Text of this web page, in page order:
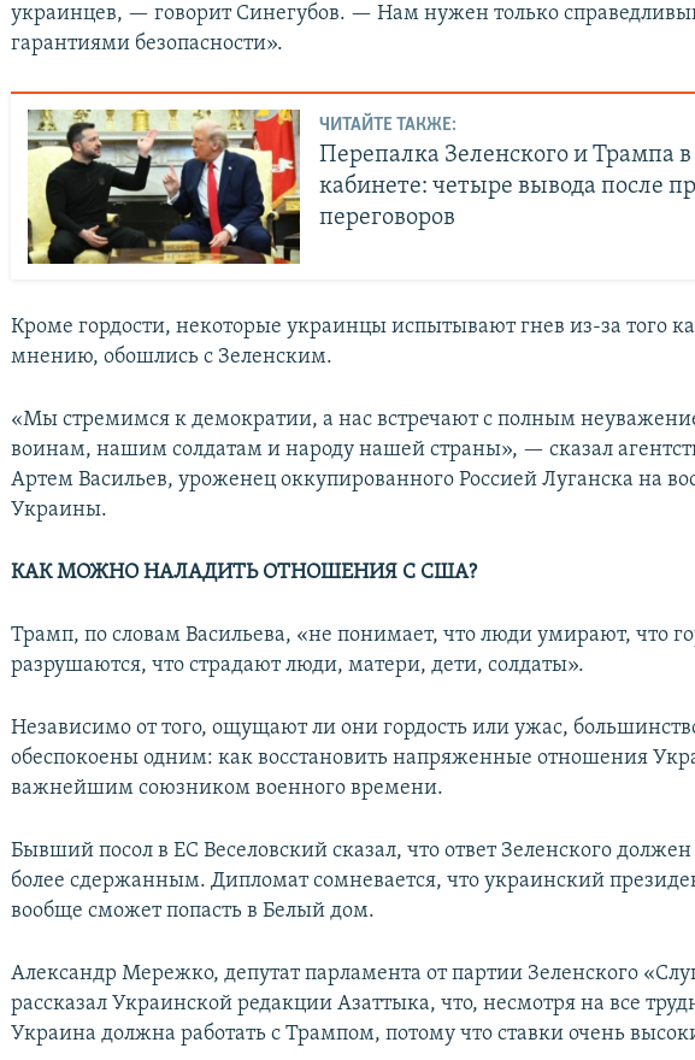
украинцев, — говорит Синегубов. — Нам нужен только
гарантиями безопасности».
ЧИТАЙТЕ ТАКЖЕ:
Перепалка Зеленского и Трампа
кабинете: четыре вывода после
переговоров
Кроме гордости, некоторые украинцы испытывают гнев из-за того
мнению, обошлись с Зеленским.
«Мы стремимся к демократии, а нас встречают с полным
воинам, нашим солдатам и народу нашей страны», — сказал
Артем Васильев, уроженец оккупированного Россией Луганска на
Украины.
КАК МОЖНО НАЛАДИТЬ ОТНОШЕНИЯ С США?
Трамп, по словам Васильева, «не понимает, что люди умирают, что
разрушаются, что страдают люди, матери, дети, солдаты».
Независимо от того, ощущают ли они гордость или ужас,
обеспокоены одним: как восстановить напряженные отношения
важнейшим союзником военного времени.
Бывший посол в ЕС Веселовский сказал, что ответ Зеленского
более сдержанным. Дипломат сомневается, что украинский
вообще сможет попасть в Белый дом.
Александр Мережко, депутат парламента от партии Зеленского
рассказал Украинской редакции Азаттыка, что, несмотря на все
Украина должна работать с Трампом, потому что ставки очень